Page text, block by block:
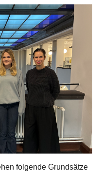
folgende Grundsätze